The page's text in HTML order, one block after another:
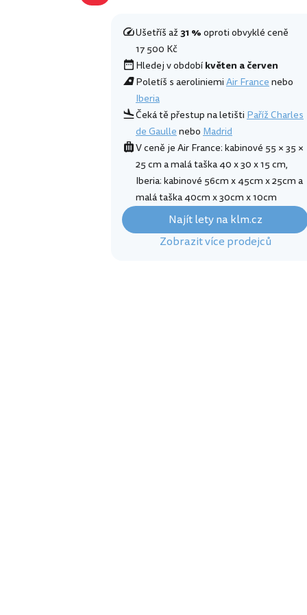
Ušetříš až31 %oproti obvyklé ceně
17 500 Kč
Hledej v obdobíkvěten a červen
Poletíš s aeroliniemiAir Francenebo
Iberia
Čeká tě přestup na letištiPaříž Charles
de GaulleneboMadrid
V ceně je Air France: kabinové 55 × 35 ×
25 cm a malá taška 40 x 30 x 15 cm,
Iberia: kabinové 56cm x 45cm x 25cm a
malá taška 40cm x 30cm x 10cm
Najít lety na klm.cz
Zobrazit více prodejců